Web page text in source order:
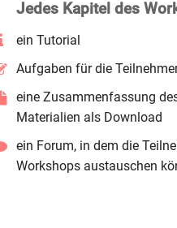
Jedes Kapitel des
ein Tutorial
Aufgaben für die
eine Zusammenfassung
Materialien als Download
ein Forum, in dem die
Workshops austauschen